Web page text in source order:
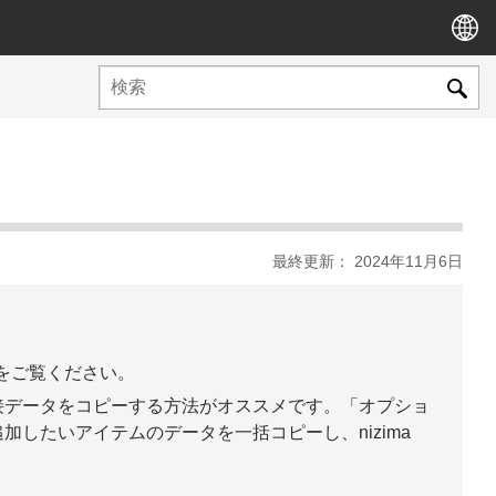
最終更新： 2024年11月6日
ご覧ください。
ータをコピーする方法がオススメです。「オプショ
したいアイテムのデータを一括コピーし、nizima